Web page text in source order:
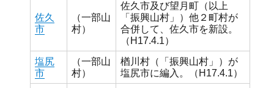
佐久
市
（一部山
村）
佐久市及び望月町（以上
「振興山村」）他２町村が
合併して、佐久市を新設。
（H17.4.1）
塩尻
市
（一部山
村）
楢川村（「振興山村」）が
塩尻市に編入。（H17.4.1）